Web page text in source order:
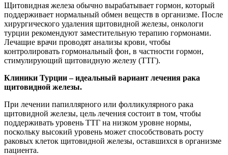
Щитовидная железа обычно вырабатывает гормон, который
поддерживает нормальный обмен веществ в организме. После
хирургического удаления щитовидной железы, онкологи
турции рекомендуют заместительную терапию гормонами.
Лечащие врачи проводят анализы крови, чтобы
контролировать гормональный фон, в частности гормон,
стимулирующий щитовидную железу (ТТГ).
Клиники Турции – идеальный вариант лечения рака
щитовидной железы.
При лечении папиллярного или фолликулярного рака
щитовидной железы, цель лечения состоит в том, чтобы
поддерживать уровень ТТГ на низком уровне нормы,
поскольку высокий уровень может способствовать росту
раковых клеток щитовидной железы, оставшихся в организме
пациента.